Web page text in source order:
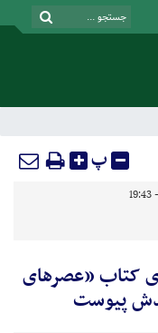
پ
کتاب «عصرهای
پیوست